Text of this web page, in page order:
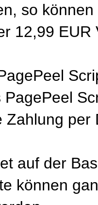
so
12,99
Zahlung per
auf der
können